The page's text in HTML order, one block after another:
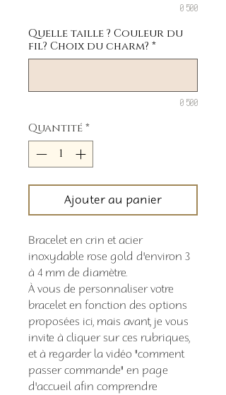
0/500
Quelle taille ? Couleur du
fil? Choix du charm? *
0/500
Quantité*
Ajouter au panier
Bracelet en crin et acier
inoxydable rose gold d'environ 3
à 4 mm de diamètre.
À vous de personnaliser votre
bracelet en fonction des options
proposées ici, mais avant, je vous
invite à cliquer sur ces rubriques,
et à regarder la vidéo "comment
passer commande" en page
d'accueil afin comprendre